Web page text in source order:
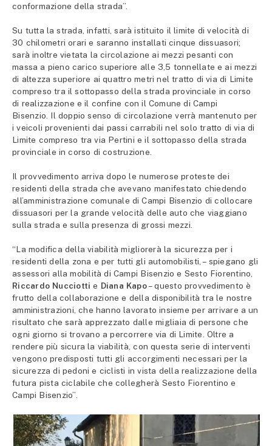
conformazione della strada”.
Su tutta la strada, infatti, sarà istituito il limite di velocità di
30 chilometri orari e saranno installati cinque dissuasori;
sarà inoltre vietata la circolazione ai mezzi pesanti con
massa a pieno carico superiore alle 3,5 tonnellate e ai mezzi
di altezza superiore ai quattro metri nel tratto di via di Limite
compreso tra il sottopasso della strada provinciale in corso
di realizzazione e il confine con il Comune di Campi
Bisenzio. Il doppio senso di circolazione verrà mantenuto per
i veicoli provenienti dai passi carrabili nel solo tratto di via di
Limite compreso tra via Pertini e il sottopasso della strada
provinciale in corso di costruzione.
Il provvedimento arriva dopo le numerose proteste dei
residenti della strada che avevano manifestato chiedendo
all’amministrazione comunale di Campi Bisenzio di collocare
dissuasori per la grande velocità delle auto che viaggiano
sulla strada e sulla presenza di grossi mezzi.
“La modifica della viabilità migliorerà la sicurezza per i
residenti della zona e per tutti gli automobilisti, – spiegano gli
assessori alla mobilità di Campi Bisenzio e Sesto Fiorentino,
Riccardo Nucciotti e Diana Kapo– questo provvedimento è
frutto della collaborazione e della disponibilità tra le nostre
amministrazioni, che hanno lavorato insieme per arrivare a un
risultato che sarà apprezzato dalle migliaia di persone che
ogni giorno si trovano a percorrere via di Limite. Oltre a
rendere più sicura la viabilità, con questa serie di interventi
vengono predisposti tutti gli accorgimenti necessari per la
sicurezza di pedoni e ciclisti in vista della realizzazione della
futura pista ciclabile che collegherà Sesto Fiorentino e
Campi Bisenzio”.